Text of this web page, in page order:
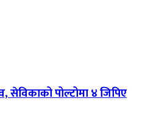
सेविकाको पोल्टोमा ४ जिपिए